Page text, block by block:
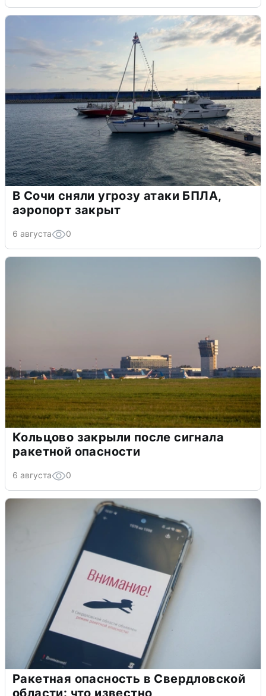
В Сочи сняли угрозу атаки БПЛА,
аэропорт закрыт
6 августа 0
Кольцово закрыли после сигнала
ракетной опасности
6 августа 0
Ракетная опасность в Свердловской
области: что известно